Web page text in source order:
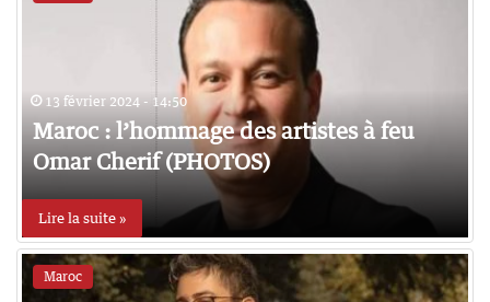
13 février 2024 - 14:50
Maroc : l’hommage des artistes à feu
Omar Cherif (PHOTOS)
Lire la suite »
Maroc